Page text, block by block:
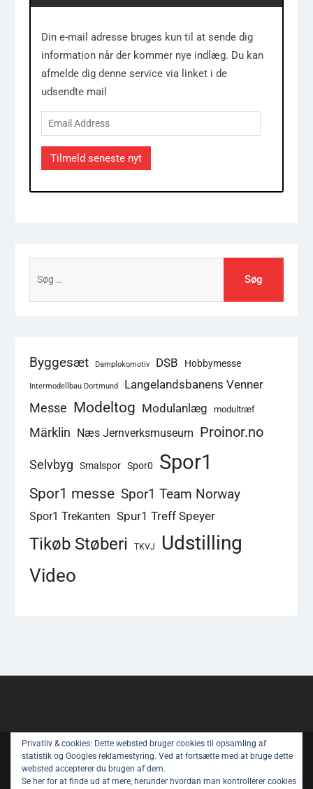
Din e-mail adresse bruges kun til at sende dig
information når der kommer nye indlæg. Du kan
afmelde dig denne service via linket i de
udsendte mail
Email
Address
Tilmeld seneste nyt
efter:
Byggesæt Damplokomotiv DSB Hobbymesse
Intermodellbau Dortmund
Langelandsbanens Venner
Messe Modeltog Modulanlæg modultræf
Märklin Næs Jernverksmuseum Proinor.no
Selvbyg Smalspor Spor0 Spor1
Spor1 messe Spor1 Team Norway
Spor1 Trekanten Spur1 Treff Speyer
Tikøb Støberi TKVJ Udstilling
Video
Copyright © All rights reserved.
Spor 1 Nyt – Youtube
Privatlivspolitik
Privatliv & cookies: Dette websted bruger cookies til opsamling af
statistik og Googles reklamestyring. Ved at fortsætte med at bruge dette
websted accepterer du brugen af ​​dem.
Se her for at finde ud af mere, herunder hvordan man kontrollerer cookies